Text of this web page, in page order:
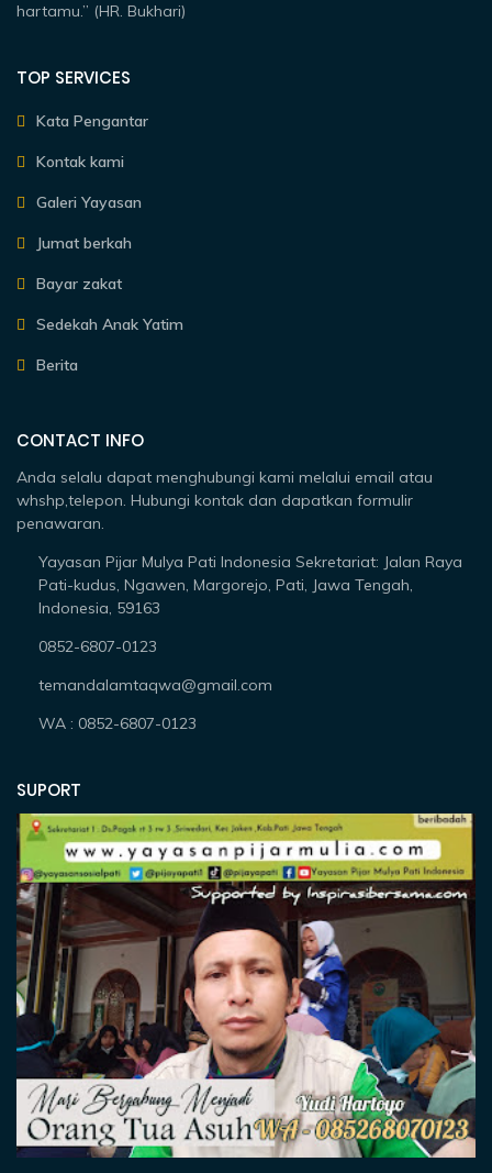
hartamu.” (HR. Bukhari)
TOP SERVICES
Kata Pengantar
Kontak kami
Galeri Yayasan
Jumat berkah
Bayar zakat
Sedekah Anak Yatim
Berita
CONTACT INFO
Anda selalu dapat menghubungi kami melalui email atau
whshp,telepon. Hubungi kontak dan dapatkan formulir
penawaran.
Yayasan Pijar Mulya Pati Indonesia Sekretariat: Jalan Raya
Pati-kudus, Ngawen, Margorejo, Pati, Jawa Tengah,
Indonesia, 59163
0852-6807-0123
temandalamtaqwa@gmail.com
WA : 0852-6807-0123
SUPORT